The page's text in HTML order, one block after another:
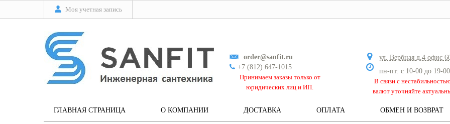
Моя учетная запись
order@sanfit.ru
+7 (812) 647-1015
Принимаем заказы только от
юридических лиц и ИП.
ул. Вербная д.4 офис
пн-пт: с 10-00 до 19-00
В связи с
валют уточняйте
ГЛАВНАЯ СТРАНИЦА О КОМПАНИИ ДОСТАВКА ОПЛАТА ОБМЕН И ВОЗВРАТ